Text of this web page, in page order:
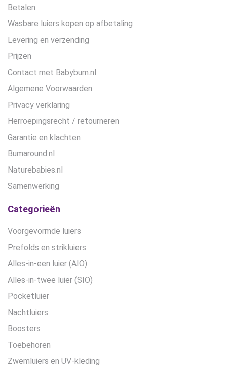
Betalen
Wasbare luiers kopen op afbetaling
Levering en verzending
Prijzen
Contact met Babybum.nl
Algemene Voorwaarden
Privacy verklaring
Herroepingsrecht / retourneren
Garantie en klachten
Bumaround.nl
Naturebabies.nl
Samenwerking
Categorieën
Voorgevormde luiers
Prefolds en strikluiers
Alles-in-een luier (AIO)
Alles-in-twee luier (SIO)
Pocketluier
Nachtluiers
Boosters
Toebehoren
Zwemluiers en UV-kleding